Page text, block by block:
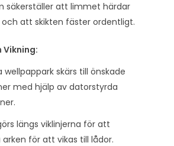
säkerställer att limmet härdar
att skikten fäster ordentligt.
Vikning:
wellpappark skärs till önskade
med hjälp av datorstyrda
längs viklinjerna för att
för att vikas till lådor.